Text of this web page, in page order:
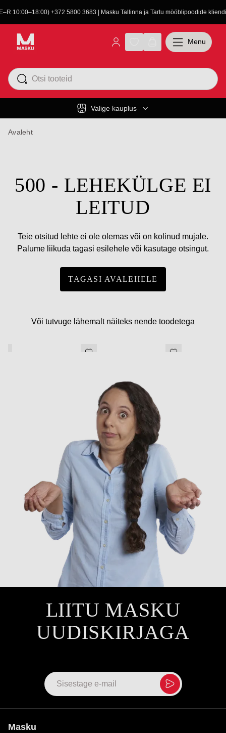
10:00–18:00) +372 5800 3683 | Masku Tallinna ja Tartu mööblipoodide
Valige kauplus
Menu
Avaleht
500 - LEHEKÜLGE EI
LEITUD
Teie otsitud lehte ei ole olemas või on kolinud mujale.
Palume liikuda tagasi esilehele või kasutage otsingut.
TAGASI AVALEHELE
Või tutvuge lähemalt näiteks nende toodetega
LIITU MASKU
UUDISKIRJAGA
Masku